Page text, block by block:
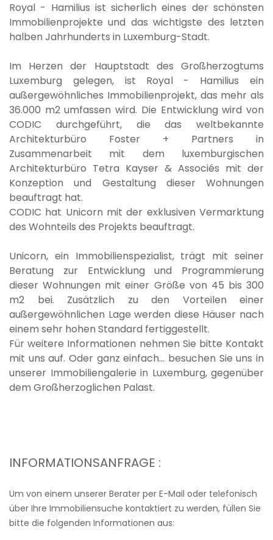
Royal - Hamilius ist sicherlich eines der schönsten
Immobilienprojekte und das wichtigste des letzten
halben Jahrhunderts in Luxemburg-Stadt.
Im Herzen der Hauptstadt des Großherzogtums
Luxemburg gelegen, ist Royal - Hamilius ein
außergewöhnliches Immobilienprojekt, das mehr als
36.000 m2 umfassen wird. Die Entwicklung wird von
CODIC durchgeführt, die das weltbekannte
Architekturbüro Foster + Partners in
Zusammenarbeit mit dem luxemburgischen
Architekturbüro Tetra Kayser & Associés mit der
Konzeption und Gestaltung dieser Wohnungen
beauftragt hat.
CODIC hat Unicorn mit der exklusiven Vermarktung
des Wohnteils des Projekts beauftragt.
Unicorn, ein Immobilienspezialist, trägt mit seiner
Beratung zur Entwicklung und Programmierung
dieser Wohnungen mit einer Größe von 45 bis 300
m2 bei. Zusätzlich zu den Vorteilen einer
außergewöhnlichen Lage werden diese Häuser nach
einem sehr hohen Standard fertiggestellt.
Für weitere Informationen nehmen Sie bitte Kontakt
mit uns auf. Oder ganz einfach... besuchen Sie uns in
unserer Immobiliengalerie in Luxemburg, gegenüber
dem Großherzoglichen Palast.
INFORMATIONSANFRAGE :
Um von einem unserer Berater per E-Mail oder telefonisch
über Ihre Immobiliensuche kontaktiert zu werden, füllen Sie
bitte die folgenden Informationen aus: